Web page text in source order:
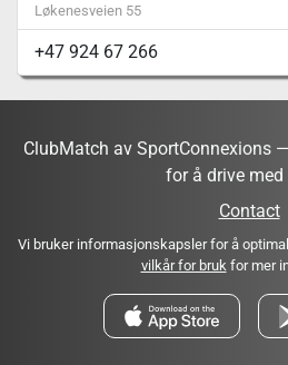
Løkenesveien 55
+47 924 67 266
ClubMatch av SportConnexions
for å drive med
Contact
Vi bruker informasjonskapsler for å
vilkår for brukfor mer